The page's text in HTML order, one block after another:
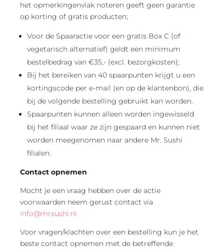
het opmerkingenvlak noteren geeft geen garantie
op korting of gratis producten;
Voor de Spaaractie voor een gratis Box C (of
vegetarisch alternatief) geldt een minimum
bestelbedrag van €35,- (excl. bezorgkosten);
Bij het bereiken van 40 spaarpunten krijgt u een
kortingscode per e-mail (en op de klantenbon), die
bij de volgende bestelling gebruikt kan worden.
Spaarpunten kunnen alleen worden ingewisseld
bij het filiaal waar ze zijn gespaard en kunnen niet
worden meegenomen naar andere Mr. Sushi
filialen.
Contact opnemen
Mocht je een vraag hebben over de actie
voorwaarden neem gerust contact via
info@mrsushi.nl
Voor vragen/klachten over een bestelling kun je het
beste contact opnemen met de betreffende